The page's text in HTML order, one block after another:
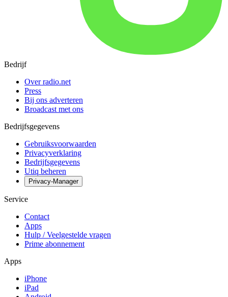
Bedrijf
Over radio.net
Press
Bij ons adverteren
Broadcast met ons
Bedrijfsgegevens
Gebruiksvoorwaarden
Privacyverklaring
Bedrijfsgegevens
Utiq beheren
Privacy-Manager
Service
Contact
Apps
Hulp / Veelgestelde vragen
Prime abonnement
Apps
iPhone
iPad